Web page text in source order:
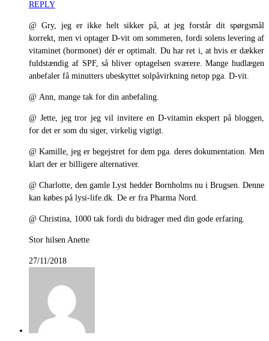
REPLY
@ Gry, jeg er ikke helt sikker på, at jeg forstår dit spørgsmål
korrekt, men vi optager D-vit om sommeren, fordi solens levering af
vitaminet (hormonet) dér er optimalt. Du har ret i, at hvis er dækker
fuldstændig af SPF, så bliver optagelsen sværere. Mange hudlægen
anbefaler få minutters ubeskyttet solpåvirkning netop pga. D-vit.
@ Ann, mange tak for din anbefaling.
@ Jette, jeg tror jeg vil invitere en D-vitamin ekspert på bloggen,
for det er som du siger, virkelig vigtigt.
@ Kamille, jeg er begejstret for dem pga. deres dokumentation. Men
klart der er billigere alternativer.
@ Charlotte, den gamle Lyst hedder Bornholms nu i Brugsen. Denne
kan købes på lysi-life.dk. De er fra Pharma Nord.
@ Christina, 1000 tak fordi du bidrager med din gode erfaring.
Stor hilsen Anette
27/11/2018